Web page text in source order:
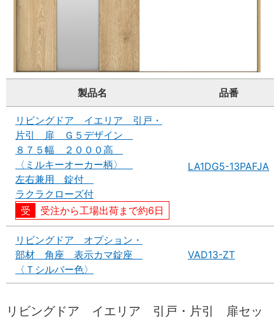
製品名 品番
リビングドア イエリア 引戸・
片引 扉 Ｇ５デザイン
８７５幅 ２０００高
〈ミルキーオーカー柄〉
左右兼用 錠付
ラクラクローズ付
受注から工場出荷まで約6日
LA1DG5-13PAFJA
リビングドア オプション・
部材 角座 表示カマ錠座
〈Ｔシルバー色〉
VAD13-ZT
リビングドア イエリア 引戸・片引 扉セッ